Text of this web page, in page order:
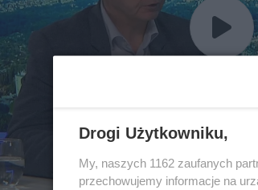
Drogi Użytkowniku,
My, naszych 1162 zaufanych
przechowujemy informacje na